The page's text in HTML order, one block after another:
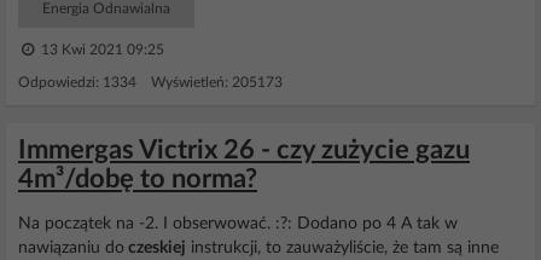
Energia Odnawialna
13 Kwi 2021 09:25
Odpowiedzi: 1334 Wyświetleń: 205173
Immergas Victrix 26 - czy zużycie gazu
4m³/dobę to norma?
Na początek na -2. I obserwować. :?: Dodano po 4 A tak w
nawiązaniu do czeskiej instrukcji, to zauważyliście, że tam są inne